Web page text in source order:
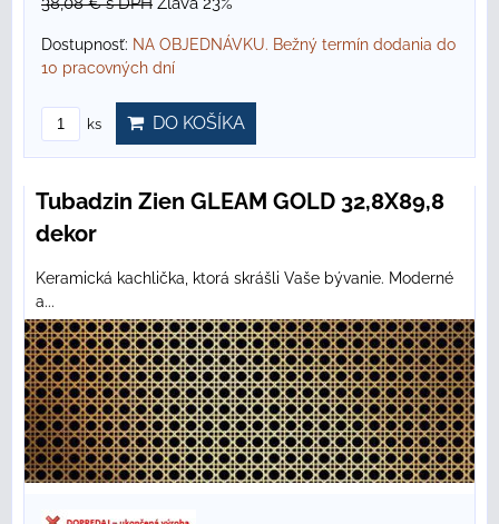
Dostupnosť: NA OBJEDNÁVKU. Bežný termín dodania do
10 pracovných dní
ks DO KOŠÍKA
Tubadzin Zien GLEAM GOLD 32,8X89,8
dekor
Keramická kachlička, ktorá skrášli Vaše bývanie. Moderné
a...